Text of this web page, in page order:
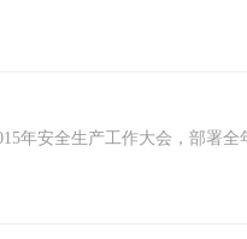
年安全生产工作大会，部署